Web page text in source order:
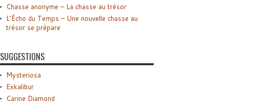
Chasse anonyme – La chasse au trésor
L’Écho du Temps – Une nouvelle chasse au
trésor se prépare
SUGGESTIONS
Mysteriosa
Exkalibur
Carine Diamond